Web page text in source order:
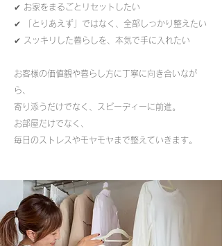
✔ お家をまるごとリセットしたい
✔ 「とりあえず」ではなく、全部しっかり整えたい
✔ スッキリした暮らしを、本気で手に入れたい
お客様の価値観や暮らし方に丁寧に向き合いなが
ら、
寄り添うだけでなく、スピーディーに前進。
お部屋だけでなく、
毎日のストレスやモヤモヤまで整えていきます。